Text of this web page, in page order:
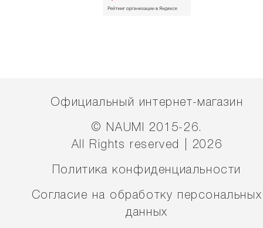
Официальный интернет-магазин
© NAUMI 2015-26.
All Rights reserved | 2026
Политика конфиденциальности
Согласие на обработку персональных
данных